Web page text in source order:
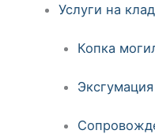
Услуги на
Копка